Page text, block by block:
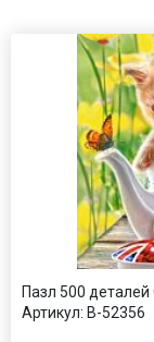
Пазл 500
Артикул: B-52356